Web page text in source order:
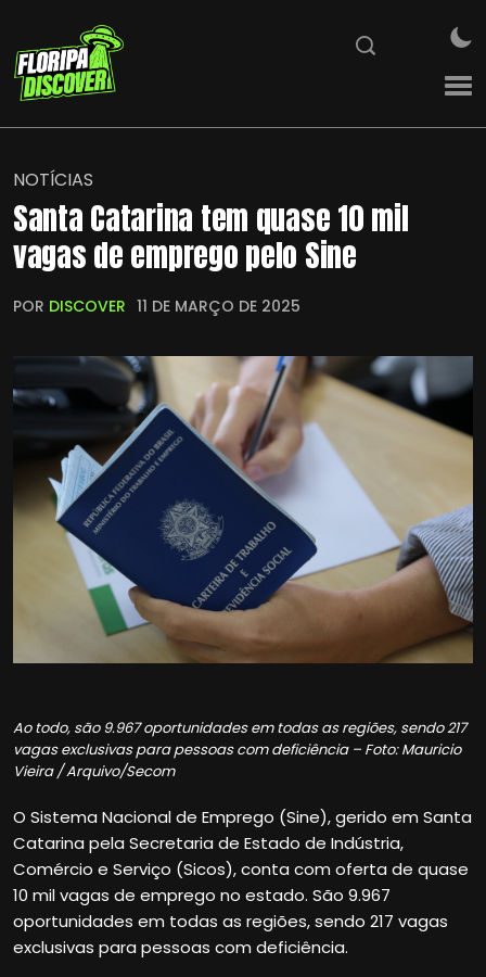
NOTÍCIAS
Santa Catarina tem quase 10 mil
vagas de emprego pelo Sine
POR DISCOVER 11 DE MARÇO DE 2025
Ao todo, são 9.967 oportunidades em todas as regiões, sendo 217
vagas exclusivas para pessoas com deficiência – Foto: Mauricio
Vieira / Arquivo/Secom
O Sistema Nacional de Emprego (Sine), gerido em Santa
Catarina pela Secretaria de Estado de Indústria,
Comércio e Serviço (Sicos), conta com oferta de quase
10 mil vagas de emprego no estado. São 9.967
oportunidades em todas as regiões, sendo 217 vagas
exclusivas para pessoas com deficiência.